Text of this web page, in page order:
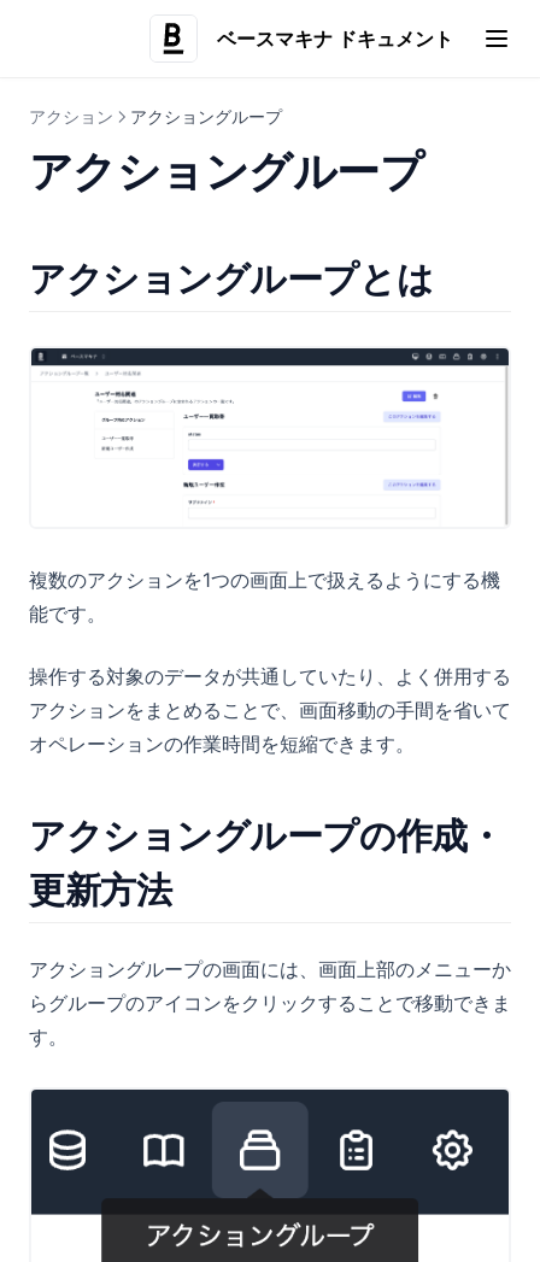
ベースマキナ ドキュメント
(opens
企業アカウントの管理者権限
プロジェクトユーザーの管理
IPホワイトリスト
セキュリティ・監査
CSVファイル出力
検索
IPアドレス制限
環境別のデータソース設定
環境別のIPアドレス制限
GeminiのGemでベースマキナのドキュメントを活用する
Claudeのプロジェクトでベースマキナのドキュメントを活用す
る
AI活用
AIプラットフォームへの接続
サポート対応時のユーザーサマリ生成
コンテンツの審査自動化
非推奨の機能
(旧)JavaScriptアクション
チェックボックスを使ったアクションへの移動
UIビルダー
UIビルダーとは
環境別のアクション表示・非表示設定
ご質問・ご要望
(opens in a new tab)
アクション アクショングループ
アクショングループ
アクショングループとは
複数のアクションを1つの画面上で扱えるようにする機
能です。
操作する対象のデータが共通していたり、よく併用する
アクションをまとめることで、画面移動の手間を省いて
オペレーションの作業時間を短縮できます。
アクショングループの作成・
更新方法
アクショングループの画面には、画面上部のメニューか
らグループのアイコンをクリックすることで移動できま
す。